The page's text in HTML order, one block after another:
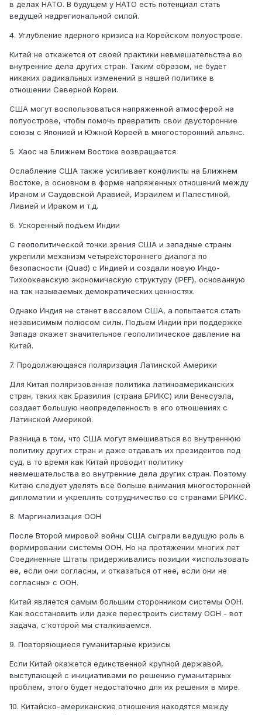
в делах НАТО. В будущем у НАТО есть потенциал стать
ведущей надрегиональной силой.
4. Углубление ядерного кризиса на Корейском полуострове.
Китай не откажется от своей практики невмешательства во
внутренние дела других стран. Таким образом, не будет
никаких радикальных изменений в нашей политике в
отношении Северной Кореи.
США могут воспользоваться напряженной атмосферой на
полуострове, чтобы помочь превратить свои двусторонние
союзы с Японией и Южной Кореей в многосторонний альянс.
5. Хаос на Ближнем Востоке возвращается
Ослабление США также усиливает конфликты на Ближнем
Востоке, в основном в форме напряженных отношений между
Ираном и Саудовской Аравией, Израилем и Палестиной,
Ливией и Ираком и т.д.
6. Ускоренный подъем Индии
С геополитической точки зрения США и западные страны
укрепили механизм четырехстороннего диалога по
безопасности (Quad) с Индией и создали новую Индо-
Тихоокеанскую экономическую структуру (IPEF), основанную
на так называемых демократических ценностях.
Однако Индия не станет вассалом США, а попытается стать
независимым полюсом силы. Подъем Индии при поддержке
Запада окажет значительное геополитическое давление на
Китай.
7. Продолжающаяся поляризация Латинской Америки
Для Китая поляризованная политика латиноамериканских
стран, таких как Бразилия (страна БРИКС) или Венесуэла,
создает большую неопределенность в его отношениях с
Латинской Америкой.
Разница в том, что США могут вмешиваться во внутреннюю
политику других стран и даже отдавать их президентов под
суд, в то время как Китай проводит политику
невмешательства во внутренние дела других стран. Поэтому
Китаю следует уделять все больше внимания многосторонней
дипломатии и укреплять сотрудничество со странами БРИКС.
8. Маргинализация ООН
После Второй мировой войны США сыграли ведущую роль в
формировании системы ООН. Но на протяжении многих лет
Соединенные Штаты придерживались позиции «использовать
ее, если они согласны, и отказаться от нее, если они не
согласны» с ООН.
Китай является самым большим сторонником системы ООН.
Как восстановить или даже перестроить систему ООН - вот
задача, с которой мы сталкиваемся.
9. Повторяющиеся гуманитарные кризисы
Если Китай окажется единственной крупной державой,
выступающей с инициативами по решению гуманитарных
проблем, этого будет недостаточно для их решения в мире.
10. Китайско-американские отношения находятся между